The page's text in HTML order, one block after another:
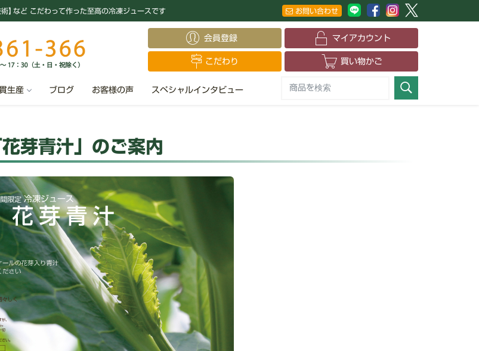
術】など こだわって作った至高の冷凍ジュースです お問い合わせ
会員登録 マイアカウント
こだわり 買い物かご
生産 ブログ お客様の声 スペシャルインタビュー
芽青汁」のご案内